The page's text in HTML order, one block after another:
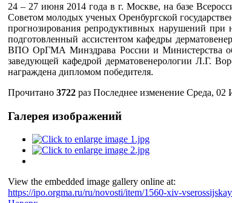
24 – 27 июня 2014 года в г. Москве, на базе
Советом молодых ученых Оренбургской
прогнозирования репродуктивных нарушений
подготовленный ассистентом кафедры
ВПО ОрГМА Минздрава России и Министерства
заведующей кафедрой дерматовенерологии Л.Г.
награждена дипломом победителя.
Прочитано 3722 раз Последнее изменение Среда, 02
Галерея изображений
View the embedded image gallery online at:
https://ipo.orgma.ru/ru/novosti/item/1560-xiv-